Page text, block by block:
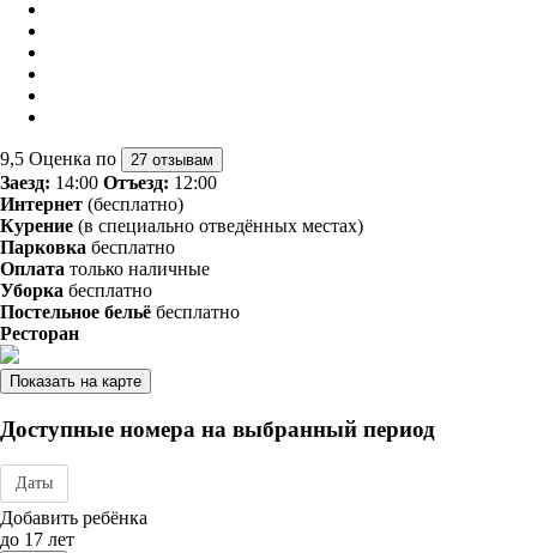
9,5 Оценка по 27 отзывам
Заезд: 14:00 Отъезд: 12:00
Интернет (бесплатно)
Курение (в специально отведённых местах)
Парковка бесплатно
Оплата только наличные
Уборка бесплатно
Постельное бельё бесплатно
Ресторан
Показать на карте
Доступные номера на выбранный период
Даты
Дата заезда - отъезда
Добавить ребёнка
до 17 лет